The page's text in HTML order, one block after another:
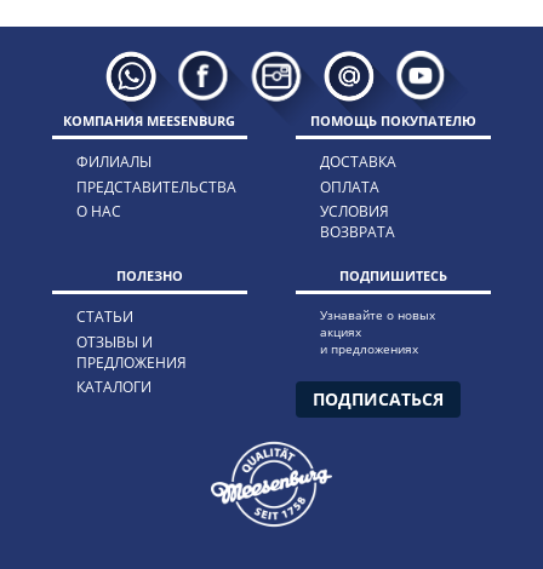
КОМПАНИЯ MEESENBURG
ФИЛИАЛЫ
ПРЕДСТАВИТЕЛЬСТВА
О НАС
ПОМОЩЬ ПОКУПАТЕЛЮ
ДОСТАВКА
ОПЛАТА
УСЛОВИЯ
ВОЗВРАТА
ПОЛЕЗНО
СТАТЬИ
ОТЗЫВЫ И
ПРЕДЛОЖЕНИЯ
КАТАЛОГИ
ПОДПИШИТЕСЬ
Узнавайте о новых
акциях
и предложениях
ПОДПИСАТЬСЯ